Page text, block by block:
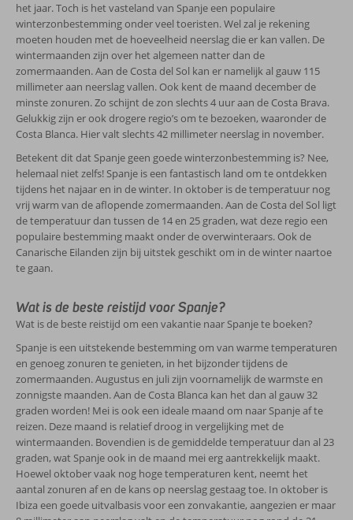
het jaar. Toch is het vasteland van Spanje een populaire
winterzonbestemming onder veel toeristen. Wel zal je rekening
moeten houden met de hoeveelheid neerslag die er kan vallen. De
wintermaanden zijn over het algemeen natter dan de
zomermaanden. Aan de Costa del Sol kan er namelijk al gauw 115
millimeter aan neerslag vallen. Ook kent de maand december de
minste zonuren. Zo schijnt de zon slechts 4 uur aan de Costa Brava.
Gelukkig zijn er ook drogere regio’s om te bezoeken, waaronder de
Costa Blanca. Hier valt slechts 42 millimeter neerslag in november.
Betekent dit dat Spanje geen goede winterzonbestemming is? Nee,
helemaal niet zelfs! Spanje is een fantastisch land om te ontdekken
tijdens het najaar en in de winter. In oktober is de temperatuur nog
vrij warm van de aflopende zomermaanden. Aan de Costa del Sol ligt
de temperatuur dan tussen de 14 en 25 graden, wat deze regio een
populaire bestemming maakt onder de overwinteraars. Ook de
Canarische Eilanden zijn bij uitstek geschikt om in de winter naartoe
te gaan.
Wat is de beste reistijd voor Spanje?
Wat is de beste reistijd om een vakantie naar Spanje te boeken?
Spanje is een uitstekende bestemming om van warme temperaturen
en genoeg zonuren te genieten, in het bijzonder tijdens de
zomermaanden. Augustus en juli zijn voornamelijk de warmste en
zonnigste maanden. Aan de Costa Blanca kan het dan al gauw 32
graden worden! Mei is ook een ideale maand om naar Spanje af te
reizen. Deze maand is relatief droog in vergelijking met de
wintermaanden. Bovendien is de gemiddelde temperatuur dan al 23
graden, wat Spanje ook in de maand mei erg aantrekkelijk maakt.
Hoewel oktober vaak nog hoge temperaturen kent, neemt het
aantal zonuren af en de kans op neerslag gestaag toe. In oktober is
Ibiza een goede uitvalbasis voor een zonvakantie, aangezien er maar